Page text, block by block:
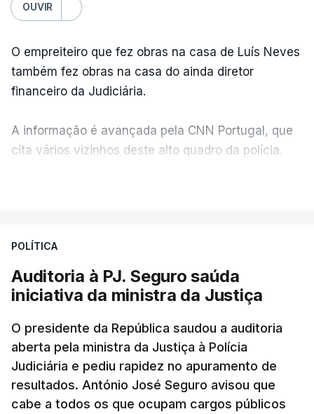
OUVIR
O empreiteiro que fez obras na casa de Luís Neves
também fez obras na casa do ainda diretor
financeiro da Judiciária.
A informação é avançada pela CNN Portugal, que
cita vários vizinhos deste alto quadro da polícia.
apreendido numa operação de droga.
POLÍTICA
Auditoria à PJ. Seguro saúda
iniciativa da ministra da Justiça
O presidente da República saudou a auditoria
aberta pela ministra da Justiça à Polícia
Judiciária e pediu rapidez no apuramento de
resultados. António José Seguro avisou que
cabe a todos os que ocupam cargos públicos